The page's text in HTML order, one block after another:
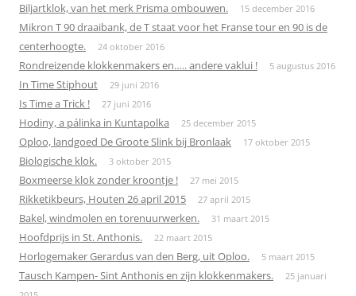
Biljartklok, van het merk Prisma ombouwen. 15 december 2016
Mikron T 90 draaibank, de T staat voor het Franse tour en 90 is de
centerhoogte.
24 oktober 2016
Rondreizende klokkenmakers en….. andere vaklui ! 5 augustus 2016
In Time Stiphout 29 juni 2016
Is Time a Trick ! 27 juni 2016
Hodiny, a pálinka in Kuntapolka 25 december 2015
Oploo, landgoed De Groote Slink bij Bronlaak 17 oktober 2015
Biologische klok. 3 oktober 2015
Boxmeerse klok zonder kroontje ! 27 mei 2015
Rikketikbeurs, Houten 26 april 2015 27 april 2015
Bakel, windmolen en torenuurwerken. 31 maart 2015
Hoofdprijs in St. Anthonis. 22 maart 2015
Horlogemaker Gerardus van den Berg, uit Oploo. 5 maart 2015
Tausch Kampen- Sint Anthonis en zijn klokkenmakers.
25 januari